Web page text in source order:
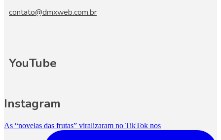
contato@dmxweb.com.br
YouTube
Instagram
As “novelas das frutas” viralizaram no TikTok nos